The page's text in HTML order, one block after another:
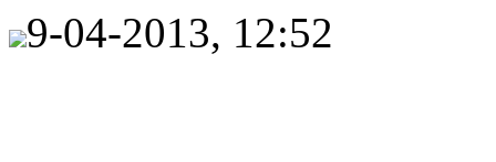
9-04-2013, 12:52